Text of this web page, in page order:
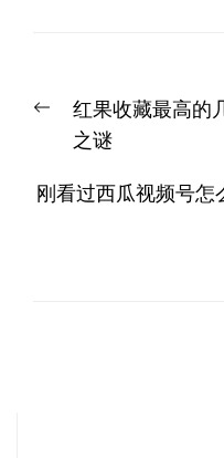
章
航
Previous
post:
红果收藏最高的
之谜
刚看过西瓜视频号怎